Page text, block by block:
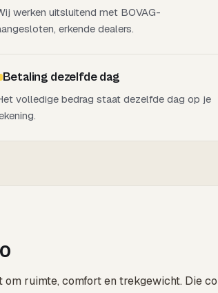
werken uitsluitend met BOVAG-
erkende dealers.
Betaling dezelfde dag
volledige bedrag staat dezelfde dag op je
ruimte, comfort en trekgewicht. Die